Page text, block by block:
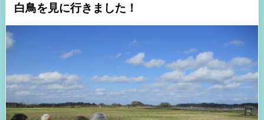
白鳥を見に行きました！